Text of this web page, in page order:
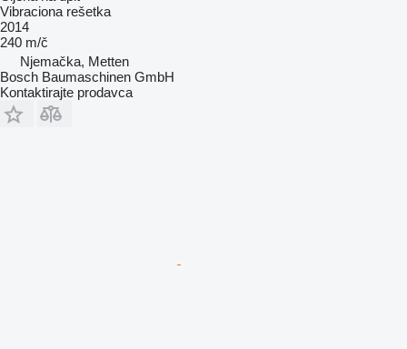
Vibraciona rešetka
2014
240 m/č
Njemačka, Metten
Bosch Baumaschinen GmbH
Kontaktirajte prodavca